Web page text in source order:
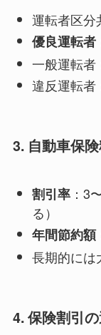
運転者区分
優良運転者
一般運転者
違反運転者
3. 自動車保
割引率：3
る）
年間節約額
長期的には
4. 保険割引